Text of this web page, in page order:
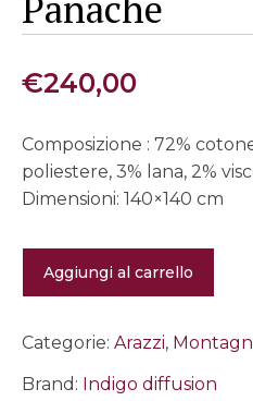
€240,00
Composizione : 72%
poliestere, 3% lana, 2%
Dimensioni: 140×140 cm
Panache
quantità
Aggiungi al carrello
Categorie: Arazzi,
Brand: Indigo diffusion